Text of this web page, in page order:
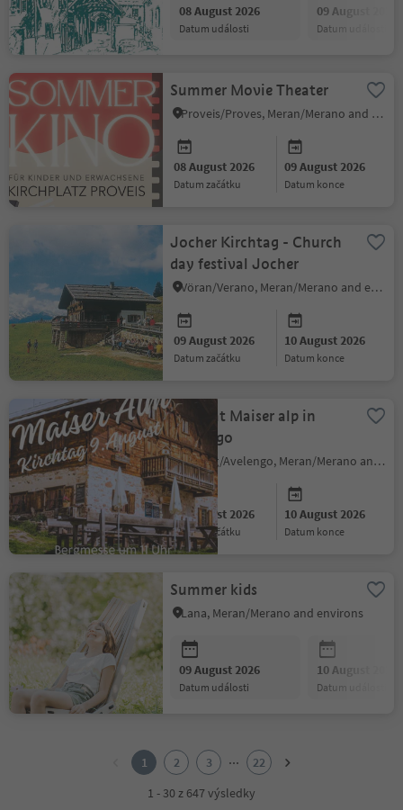
08 August 2026
datum události
09 August 2026
datum události
Summer Movie Theater
Proveis/Proves, Meran/Merano and environs
08 August 2026
datum začátku
09 August 2026
datum konce
Jocher Kirchtag - Church
day festival Jocher
Vöran/Verano, Meran/Merano and environs
09 August 2026
datum začátku
10 August 2026
datum konce
Sagra at Maiser alp in
Avelengo
Hafling/Avelengo, Meran/Merano and environs
09 August 2026
datum začátku
10 August 2026
datum konce
Summer kids
Lana, Meran/Merano and environs
09 August 2026
datum události
10 August 2026
datum události
1 2 3 ...
22
1 - 30 z 647 výsledky